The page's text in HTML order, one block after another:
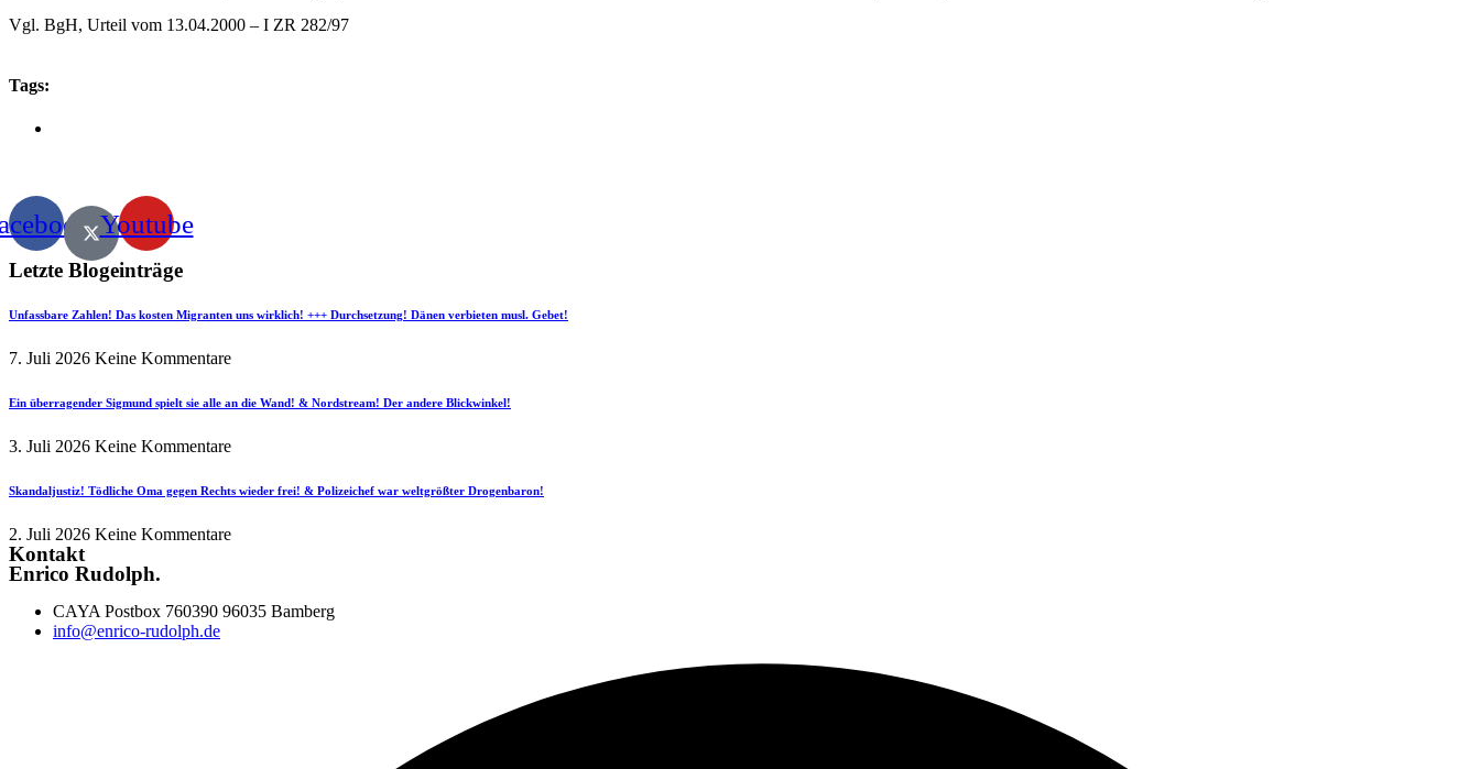
Vgl. BgH, Urteil vom 13.04.2000 – I ZR 282/97
Tags:
Youtube
Letzte Blogeinträge
Unfassbare Zahlen! Das kosten Migranten uns wirklich! +++ Durchsetzung! Dänen verbieten musl. Gebet!
7. Juli 2026 Keine Kommentare
Ein überragender Sigmund spielt sie alle an die Wand! & Nordstream! Der andere Blickwinkel!
3. Juli 2026 Keine Kommentare
Skandaljustiz! Tödliche Oma gegen Rechts wieder frei! & Polizeichef war weltgrößter Drogenbaron!
2. Juli 2026 Keine Kommentare
Kontakt
Enrico Rudolph.
CAYA Postbox 760390 96035 Bamberg
info@enrico-rudolph.de